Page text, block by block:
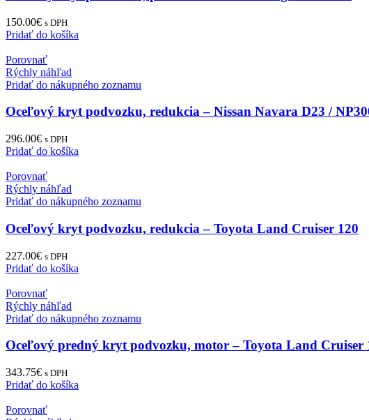
150.00€ s DPH
Pridať do košíka
Porovnať
Rýchly náhľad
Pridať do nákupného zoznamu
Oceľový kryt podvozku, redukcia – Nissan Navara D23 /
296.00€ s DPH
Pridať do košíka
Porovnať
Rýchly náhľad
Pridať do nákupného zoznamu
Oceľový kryt podvozku, redukcia – Toyota Land Cruiser 120
227.00€ s DPH
Pridať do košíka
Porovnať
Rýchly náhľad
Pridať do nákupného zoznamu
Oceľový predný kryt podvozku, motor – Toyota Land Cruiser
343.75€ s DPH
Pridať do košíka
Porovnať